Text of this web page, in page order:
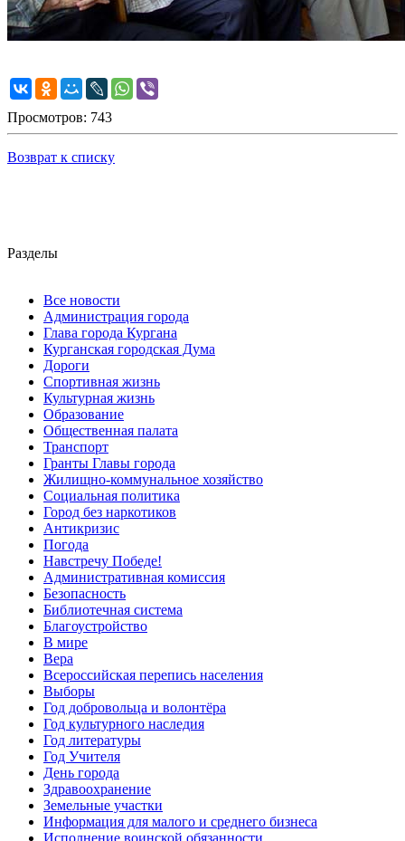
Просмотров: 743
Возврат к списку
Разделы
Все новости
Администрация города
Глава города Кургана
Курганская городская Дума
Дороги
Спортивная жизнь
Культурная жизнь
Образование
Общественная палата
Транспорт
Гранты Главы города
Жилищно-коммунальное хозяйство
Социальная политика
Город без наркотиков
Антикризис
Погода
Навстречу Победе!
Административная комиссия
Безопасность
Библиотечная система
Благоустройство
В мире
Вера
Всероссийская перепись населения
Выборы
Год добровольца и волонтёра
Год культурного наследия
Год литературы
Год Учителя
День города
Здравоохранение
Земельные участки
Информация для малого и среднего бизнеса